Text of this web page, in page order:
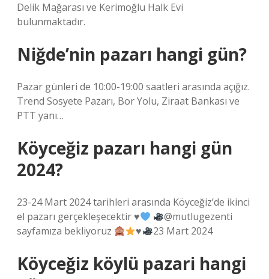
Delik Mağarası ve Kerimoğlu Halk Evi
bulunmaktadır.
Niğde’nin pazarı hangi gün?
Pazar günleri de 10:00-19:00 saatleri arasında açığız.
Trend Sosyete Pazarı, Bor Yolu, Ziraat Bankası ve
PTT yanı…
Köyceğiz pazarı hangi gün
2024?
23-24 Mart 2024 tarihleri ​​arasında Köyceğiz’de ikinci
el pazarı gerçekleşecektir ♥️
@mutlugezenti
sayfamıza bekliyoruz
♥️ 23 Mart 2024
Köyceğiz köylü pazari hangi